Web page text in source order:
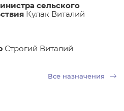
сельского
Кулак Виталий
Строгий Виталий
Все назначения